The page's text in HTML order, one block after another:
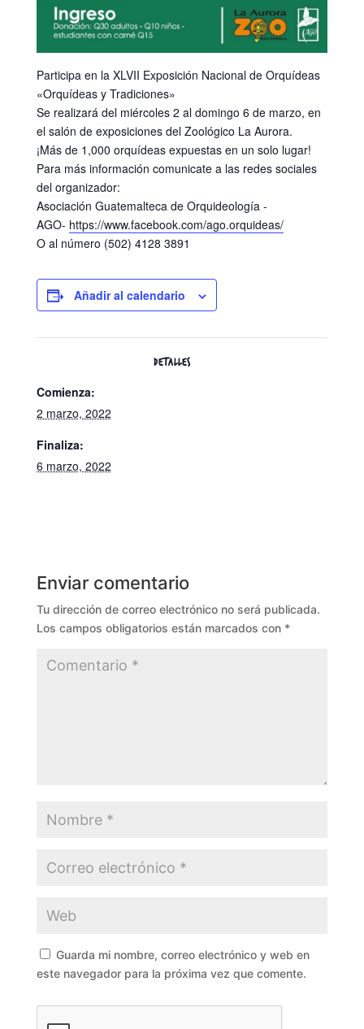
Participa en la XLVII Exposición Nacional de Orquídeas
«Orquídeas y Tradiciones»
Se realizará del miércoles 2 al domingo 6 de marzo, en
el salón de exposiciones del Zoológico La Aurora.
¡Más de 1,000 orquídeas expuestas en un solo lugar!
Para más información comunicate a las redes sociales
del organizador:
Asociación Guatemalteca de Orquideología -
AGO- https://www.facebook.com/ago.orquideas/
O al número (502) 4128 3891
Añadir al calendario
DETALLES
Comienza:
2 marzo, 2022
Finaliza:
6 marzo, 2022
Enviar comentario
Tu dirección de correo electrónico no será publicada.
Los campos obligatorios están marcados con *
Guarda mi nombre, correo electrónico y web en
este navegador para la próxima vez que comente.